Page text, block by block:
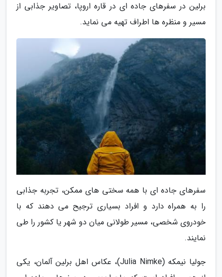
برلین در سفرهای جاده ای در قاره اروپا، تصاویر جذابی از
مسیر و منظره ها اطراف تهیه می نماید.
سفرهای جاده ای با همه سختی های ممکن، تجربه جذابی
را به همراه دارد و افراد بسیاری ترجیح می دهند که با
خودروی شخصی، مسیر طولانی میان دو شهر یا کشور را طی
نمایند.
جولیا نیمکه (Julia Nimke)، عکاس اهل برلین آلمان، یکی